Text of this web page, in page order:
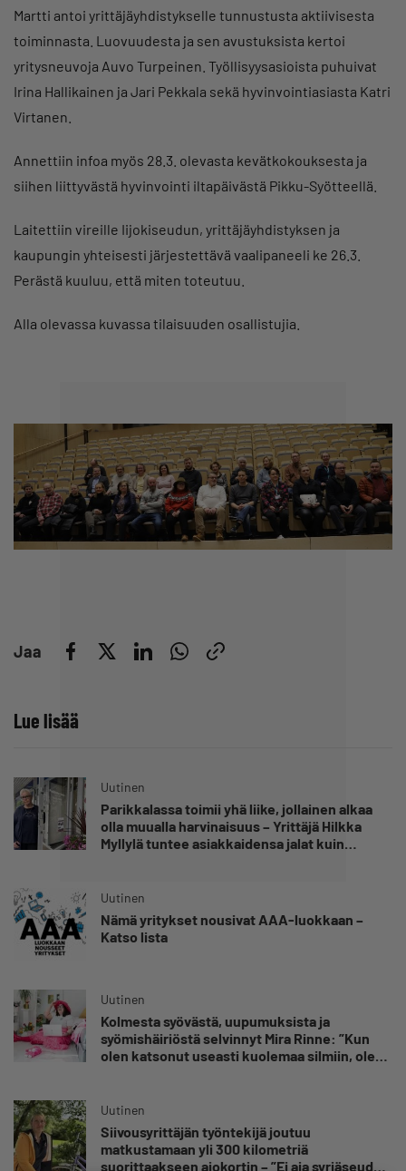
Martti antoi yrittäjäyhdistykselle tunnustusta aktiivisesta
toiminnasta. Luovuudesta ja sen avustuksista kertoi
yritysneuvoja Auvo Turpeinen. Työllisyysasioista puhuivat
Irina Hallikainen ja Jari Pekkala sekä hyvinvointiasiasta Katri
Virtanen.
Annettiin infoa myös 28.3. olevasta kevätkokouksesta ja
siihen liittyvästä hyvinvointi iltapäivästä Pikku-Syötteellä.
Laitettiin vireille Iijokiseudun, yrittäjäyhdistyksen ja
kaupungin yhteisesti järjestettävä vaalipaneeli ke 26.3.
Perästä kuuluu, että miten toteutuu.
Alla olevassa kuvassa tilaisuuden osallistujia.
Jaa
Lue lisää
Uutinen
Parikkalassa toimii yhä liike, jollainen alkaa
olla muualla harvinaisuus – Yrittäjä Hilkka
Myllylä tuntee asiakkaidensa jalat kuin
Uutinen
Nämä yritykset nousivat AAA-luokkaan –
Katso lista
Uutinen
Kolmesta syövästä, uupumuksista ja
syömishäiriöstä selvinnyt Mira Rinne: ”Kun
olen katsonut useasti kuolemaa silmiin, olen
Uutinen
Siivousyrittäjän työntekijä joutuu
matkustamaan yli 300 kilometriä
suorittaakseen ajokortin – ”Ei aja syrjäseudun